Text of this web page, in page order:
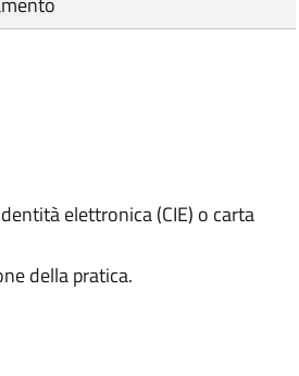
elettronica (CIE) o carta
della pratica.